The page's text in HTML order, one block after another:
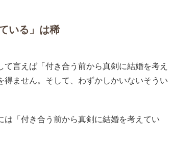
いる」は稀
言えば「付き合う前から真剣に結婚を考え
ません。そして、わずかしかいないそうい
「付き合う前から真剣に結婚を考えてい